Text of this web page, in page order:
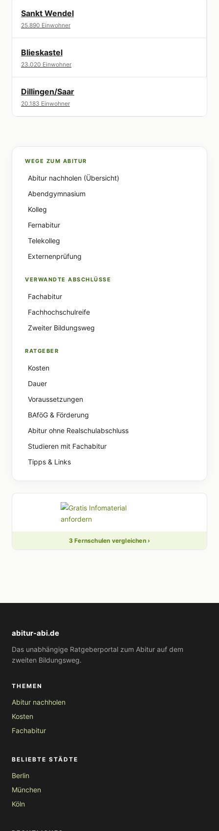
Sankt Wendel
25.890 Einwohner
Blieskastel
23.020 Einwohner
Dillingen/Saar
20.183 Einwohner
WEGE ZUM ABITUR
Abitur nachholen (Übersicht)
Abendgymnasium
Kolleg
Fernabitur
Telekolleg
Externenprüfung
VERWANDTE ABSCHLÜSSE
Fachabitur
Fachhochschulreife
Zweiter Bildungsweg
RATGEBER
Kosten
Dauer
Voraussetzungen
BAföG & Förderung
Abitur ohne Realschulabschluss
Studieren mit Fachabitur
Tipps & Links
3 Fernschulen vergleichen ›
abitur-abi.de
Das unabhängige Ratgeberportal zum Abitur auf dem
zweiten Bildungsweg.
THEMEN
Abitur nachholen
Kosten
Fachabitur
BELIEBTE STÄDTE
Berlin
München
Köln